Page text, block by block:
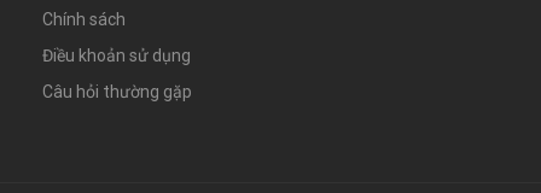
Chính sách
Điều khoản sử dụng
Câu hỏi thường gặp